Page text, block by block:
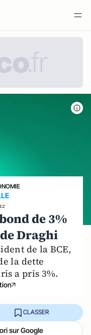
de 3%
Draghi
de la BCE,
la dette
a pris 3%.
CLASSER
sur Google